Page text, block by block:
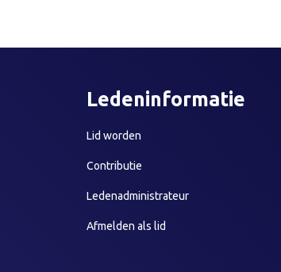
Ledeninformatie
Lid worden
Contributie
Ledenadministrateur
Afmelden als lid